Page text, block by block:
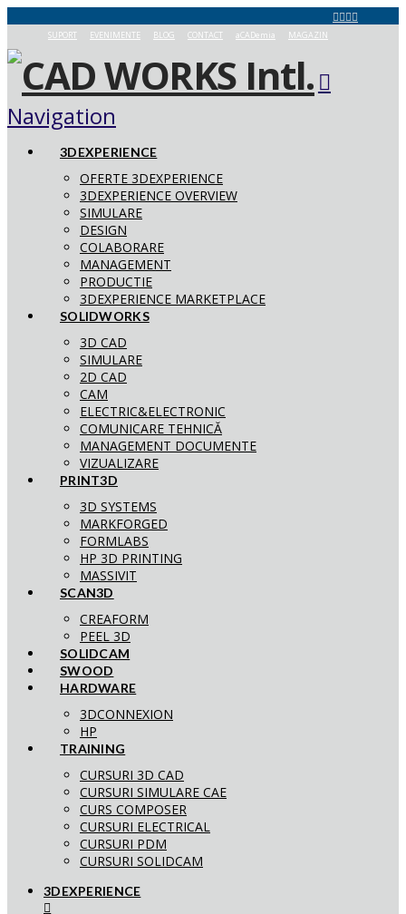
SUPORT EVENIMENTE BLOG CONTACT aCADemia MAGAZIN
Navigation
3DEXPERIENCE
OFERTE 3DEXPERIENCE
3DEXPERIENCE OVERVIEW
SIMULARE
DESIGN
COLABORARE
MANAGEMENT
PRODUCTIE
3DEXPERIENCE MARKETPLACE
SOLIDWORKS
3D CAD
SIMULARE
2D CAD
CAM
ELECTRIC&ELECTRONIC
COMUNICARE TEHNICĂ
MANAGEMENT DOCUMENTE
VIZUALIZARE
PRINT3D
3D SYSTEMS
MARKFORGED
FORMLABS
HP 3D PRINTING
MASSIVIT
SCAN3D
CREAFORM
PEEL 3D
SOLIDCAM
SWOOD
HARDWARE
3DCONNEXION
HP
TRAINING
CURSURI 3D CAD
CURSURI SIMULARE CAE
CURS COMPOSER
CURSURI ELECTRICAL
CURSURI PDM
CURSURI SOLIDCAM
3DEXPERIENCE